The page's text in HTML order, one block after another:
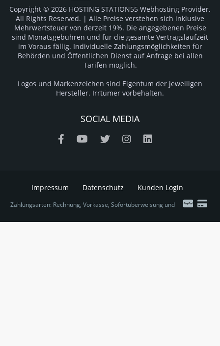
Copyright © 2026 HOSTING STATION55 Webhosting Provider.
All Rights Reserved. | Alle Preise verstehen sich inklusive
Mehrwertsteuer von derzeit 19%. Die angegebenen Preise
sind Monatsgebühren und für die gesamte Vertragslaufzeit
im Voraus fällig. Individuelle Zahlungsmöglichkeiten für
Behörden und Öffentlichen Dienst auf Anfrage bei allen
Tarifen möglich.
Logos und Markenzeichen sind Eigentum der jeweiligen
Hersteller. Irrtümer vorbehalten.
SOCIAL MEDIA
Impressum Datenschutz Kunden Login
Zahlungsarten: Rechnung, Vorkasse, Sofortüberweisung und